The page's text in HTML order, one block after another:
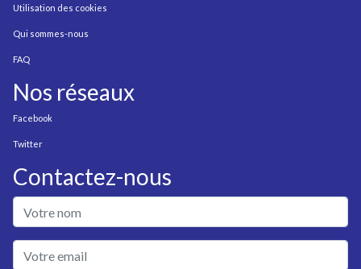
Utilisation des cookies
Qui sommes-nous
FAQ
Nos réseaux
Facebook
Twitter
Contactez-nous